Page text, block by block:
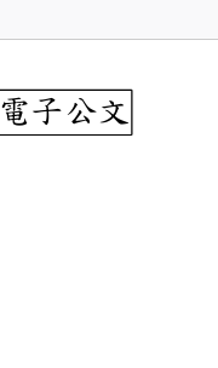
電子公文